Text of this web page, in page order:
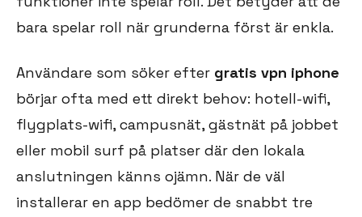
bara spelar roll när grunderna först är enkla.
Användare som söker efter gratis vpn iphone
börjar ofta med ett direkt behov: hotell-wifi,
flygplats-wifi, campusnät, gästnät på jobbet
eller mobil surf på platser där den lokala
anslutningen känns ojämn. När de väl
installerar en app bedömer de snabbt tre